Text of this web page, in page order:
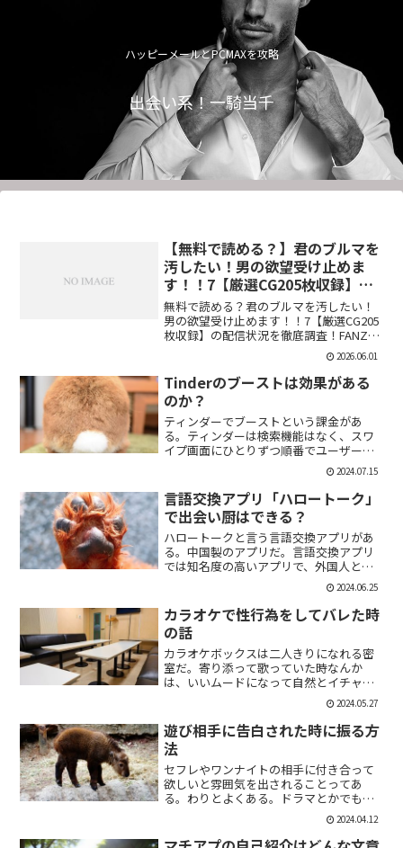
ハッピーメールとPCMAXを攻略
出会い系！一騎当千
【無料で読める？】君のブルマを
汚したい！男の欲望受け止めま
す！！7【厳選CG205枚収録】
【虚構クラブ】
無料で読める？君のブルマを汚したい！
男の欲望受け止めます！！7【厳選CG205
枚収録】の配信状況を徹底調査！FANZA
での販売形式やサンプル視聴、レビュー
評価もまとめています。今すぐチェッ
ク！【d_544876】
2026.06.01
Tinderのブーストは効果がある
のか？
ティンダーでブーストという課金があ
る。ティンダーは検索機能はなく、スワ
イプ画面にひとりずつ順番でユーザーが
表示される。その順番を優先して表示す
ることができる課金がブーストだ。ブー
スト1つ消費で30分間、ブースト2つ消費
で2時間の優先表示がさ...
2024.07.15
言語交換アプリ「ハロートーク」
で出会い厨はできる？
ハロートークと言う言語交換アプリがあ
る。中国製のアプリだ。言語交換アプリ
では知名度の高いアプリで、外国人と知
り合いたい付き合いたいという人にも魅
力的には一見魅力的にうつる。外国人の
恋人欲しいよな。俺もエマワトソンと結
婚してえ。ではハロートー...
2024.06.25
カラオケで性行為をしてバレた時
の話
カラオケボックスは二人きりになれる密
室だ。寄り添って歌っていた時なんか
は、いいムードになって自然とイチャイ
チャしはじめてしまうこともある。俺も
よく出会い系で知り合った人とカラオケ
にいったりする。相手もその気だったり
するから、なんかいいムード...
2024.05.27
遊び相手に告白された時に振る方
法
セフレやワンナイトの相手に付き合って
欲しいと雰囲気を出されることってあ
る。わりとよくある。ドラマとかでも、
「1回やっただけで恋人面するな。」みた
いなのがあるけど、現実でもよくある。
そんな時に、相手を気付つけずいかに波
2024.04.12